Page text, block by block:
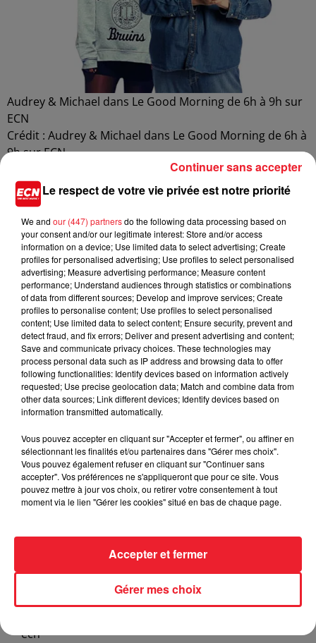
Audrey & Michael dans Le Good Morning de 6h à 9h sur
ECN
Crédit : Audrey & Michael dans Le Good Morning de 6h à
9h sur ECN
Lecture (1 min 5 sec)
ecn
Le respect de votre vie privée est notre priorité
We and our (447) partnersdo the following data processing based on
your consent and/or our legitimate interest: Store and/or access
information on a device; Use limited data to select advertising; Create
profiles for personalised advertising; Use profiles to select personalised
advertising; Measure advertising performance; Measure content
performance; Understand audiences through statistics or combinations
of data from different sources; Develop and improve services; Create
profiles to personalise content; Use profiles to select personalised
content; Use limited data to select content; Ensure security, prevent and
detect fraud, and fix errors; Deliver and present advertising and content;
Save and communicate privacy choices. These technologies may
process personal data such as IP address and browsing data to offer
following functionalities: Identify devices based on information actively
requested; Use precise geolocation data; Match and combine data from
other data sources; Link different devices; Identify devices based on
information transmitted automatically.
Vous pouvez accepter en cliquant sur "Accepter et fermer", ou affiner en
sélectionnant les finalités et/ou partenaires dans "Gérer mes choix".
Vous pouvez également refuser en cliquant sur "Continuer sans
accepter". Vos préférences ne s'appliqueront que pour ce site. Vous
pouvez mettre à jour vos choix, ou retirer votre consentement à tout
moment via le lien "Gérer les cookies" situé en bas de chaque page.
Gérer mes choix
Accepter et fermer
Continuer sans accepter